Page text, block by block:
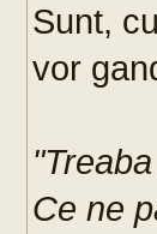
Sunt,
vor
Ce ne